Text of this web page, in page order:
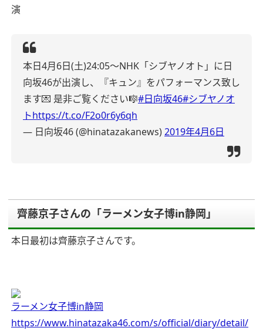
演
本日4月6日(土)24:05～NHK「シブヤノオト」に日
向坂46が出演し、『キュン』をパフォーマンス致し
ます💌 是非ご覧ください🎼#日向坂46#シブヤノオ
トhttps://t.co/F2o0r6y6qh
— 日向坂46 (@hinatazakanews)2019年4月6日
齊藤京子さんの「ラーメン女子博in静岡」
本日最初は齊藤京子さんです。
ラーメン女子博in静岡
https://www.hinatazaka46.com/s/official/diary/detail/